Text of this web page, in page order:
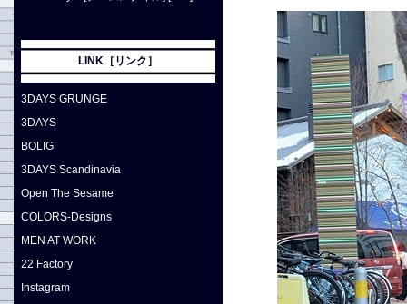
LINK［リンク］
3DAYS GRUNGE
3DAYS
BOLIG
3DAYS Scandinavia
Open The Sesame
COLORS-Designs
MEN AT WORK
22 Factory
Instagram